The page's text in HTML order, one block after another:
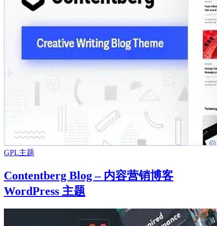
GPL主题
Contentberg Blog – 内容营销博客
WordPress 主题